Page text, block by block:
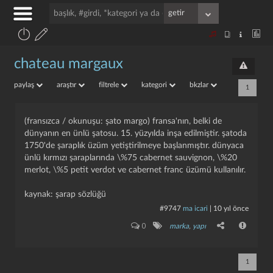
chateau margaux
paylaş araştır filtrele kategori bkzlar 1
(fransızca / okunuşu: şato margo) fransa'nın, belki de
dünyanın en ünlü şatosu. 15. yüzyılda inşa edilmiştir. şatoda
1750'de şaraplık üzüm yetiştirilmeye başlanmıştır. dünyaca
ünlü kırmızı şaraplarında \%75 cabernet sauvignon, \%20
merlot, \%5 petit verdot ve cabernet franc üzümü kullanılır.
kaynak: şarap sözlüğü
#9747 ma icari 10 yıl önce
0 marka, yapı
1